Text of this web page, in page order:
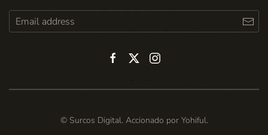
© Surcos Digital. Accionado por Yohiful.